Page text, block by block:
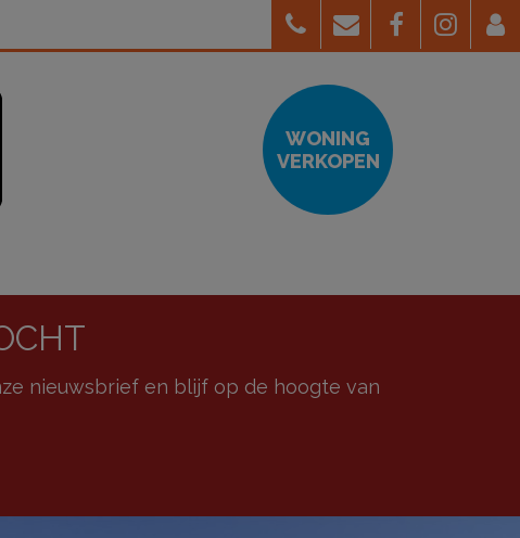
WONING
VERKOPEN
nieuwsbrief en blijf op de hoogte van